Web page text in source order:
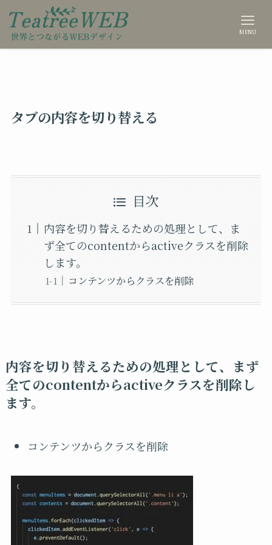
MENU
タブの内容を切り替える
目次
内容を切り替えるための処理として、ま
ず全てのcontentからactiveクラスを削除
します。
コンテンツからクラスを削除
内容を切り替えるための処理として、まず
全てのcontentからactiveクラスを削除し
ます。
コンテンツからクラスを削除